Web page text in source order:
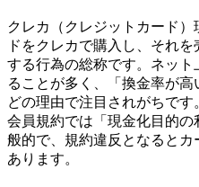
クレカ（クレジットカード
ドをクレカで購入し、それ
する行為の総称です。ネッ
ることが多く、「換金率が
どの理由で注目されがちで
会員規約では「現金化目的
般的で、規約違反となると
あります。